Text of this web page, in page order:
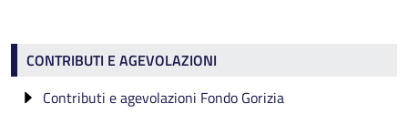
Contributi e agevolazioni
CONTRIBUTI E AGEVOLAZIONI
Contributi e agevolazioni Fondo Gorizia